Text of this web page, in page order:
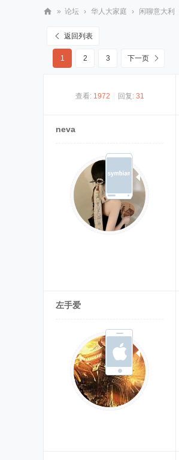
» 论坛 › 华人大家庭 › 闲聊意大利
返回列表
1 2 3 下一页
查看: 1972 回复: 31
neva
左手爱